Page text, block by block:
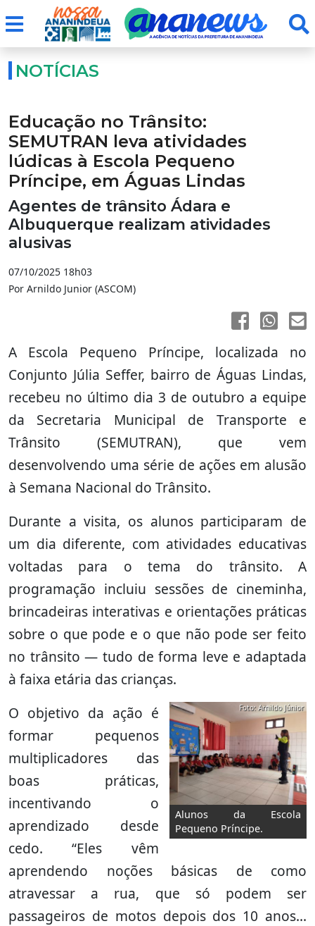
NOTÍCIAS
Educação no Trânsito:
SEMUTRAN leva atividades
lúdicas à Escola Pequeno
Príncipe, em Águas Lindas
Agentes de trânsito Ádara e
Albuquerque realizam atividades
alusivas
07/10/2025 18h03
Por Arnildo Junior (ASCOM)
A Escola Pequeno Príncipe, localizada no
Conjunto Júlia Seffer, bairro de Águas Lindas,
recebeu no último dia 3 de outubro a equipe
da Secretaria Municipal de Transporte e
Trânsito (SEMUTRAN), que vem
desenvolvendo uma série de ações em alusão
à Semana Nacional do Trânsito.
Durante a visita, os alunos participaram de
um dia diferente, com atividades educativas
voltadas para o tema do trânsito. A
programação incluiu sessões de cineminha,
brincadeiras interativas e orientações práticas
sobre o que pode e o que não pode ser feito
no trânsito — tudo de forma leve e adaptada
à faixa etária das crianças.
Alunos da Escola
Pequeno Príncipe.
Foto: Arnildo Júnior
O objetivo da ação é
formar pequenos
multiplicadores das
boas práticas,
incentivando o
aprendizado desde
cedo. “Eles vêm
aprendendo noções básicas de como
atravessar a rua, que só podem ser
passageiros de motos depois dos 10 anos...